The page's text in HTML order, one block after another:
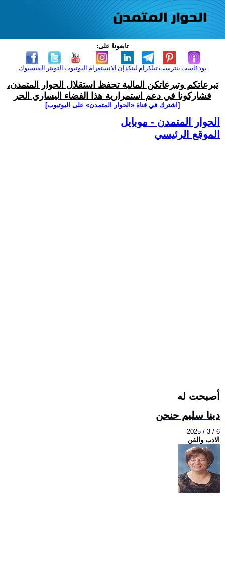
تابعونا على:
الفيسبوك التويتر اليوتيوب الانستغرام لينكدإن تيلكرامبنترست بودكاست
تبرعاتكم وتبرعاتكن المالية تحفظ استقلال الحوار المتمدن،
فشاركونا في دعم استمرارية هذا الفضاء اليساري الحر
[اشترك في قناة ‫«الحوار المتمدن» على اليوتيوب]
الحوار المتمدن - موبايل
الموقع الرئيسي
أصبحت له
دينا سليم حنحن
2025 / 3 / 6
الادب والفن